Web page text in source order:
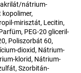
nátrium-
mirisztát, Lecitin,
PEG-20 gliceril-
Poliszorbát 60,
dioxid, Nátrium-
klorid, Nátrium-
Szorbitán-